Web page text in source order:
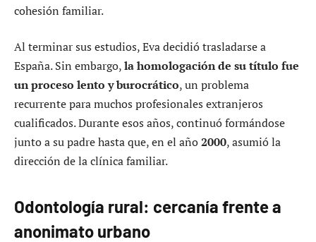
cohesión familiar.
Al terminar sus estudios, Eva decidió trasladarse a
España. Sin embargo,la homologación de su título fue
un proceso lento y burocrático, un problema
recurrente para muchos profesionales extranjeros
cualificados. Durante esos años, continuó formándose
junto a su padre hasta que, en el año2000, asumió la
dirección de la clínica familiar.
Odontología rural: cercanía frente a
anonimato urbano